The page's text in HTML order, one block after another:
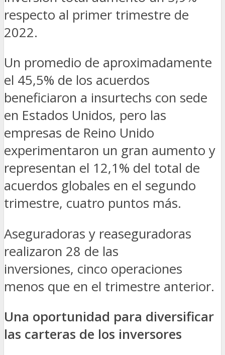
respecto al primer trimestre de
2022.
Un promedio de aproximadamente
el 45,5% de los acuerdos
beneficiaron a insurtechs con sede
en Estados Unidos, pero las
empresas de Reino Unido
experimentaron un gran aumento y
representan el 12,1% del total de
acuerdos globales en el segundo
trimestre, cuatro puntos más.
Aseguradoras y reaseguradoras
realizaron 28 de las
inversiones, cinco operaciones
menos que en el trimestre anterior.
Una oportunidad para diversificar
las carteras de los inversores